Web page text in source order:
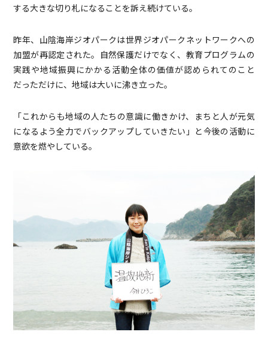
する大きな切り札になることを訴え続けている。
昨年、山陰海岸ジオパークは世界ジオパークネットワークへの
加盟が再認定された。自然保護だけでなく、教育プログラムの
実践や地域振興にかかる活動全体の価値が認められてのこと
だっただけに、地域は大いに沸き立った。
「これからも地域の人たちの意識に働きかけ、まちと人が元気
になるよう全力でバックアップしていきたい」と今後の活動に
意欲を燃やしている。